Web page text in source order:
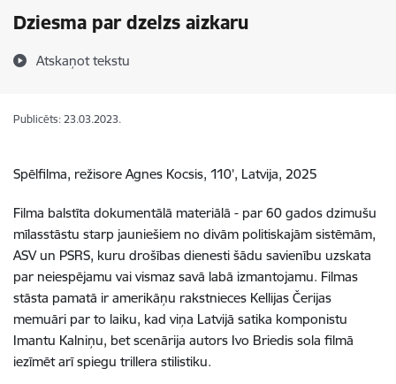
Dziesma par dzelzs aizkaru
Atskaņot tekstu
Publicēts: 23.03.2023.
Spēlfilma, režisore Agnes Kocsis, 110’, Latvija, 2025
Filma balstīta dokumentālā materiālā - par 60 gados dzimušu
mīlasstāstu starp jauniešiem no divām politiskajām sistēmām,
ASV un PSRS, kuru drošības dienesti šādu savienību uzskata
par neiespējamu vai vismaz savā labā izmantojamu. Filmas
stāsta pamatā ir amerikāņu rakstnieces Kellijas Čerijas
memuāri par to laiku, kad viņa Latvijā satika komponistu
Imantu Kalniņu, bet scenārija autors Ivo Briedis sola filmā
iezīmēt arī spiegu trillera stilistiku.